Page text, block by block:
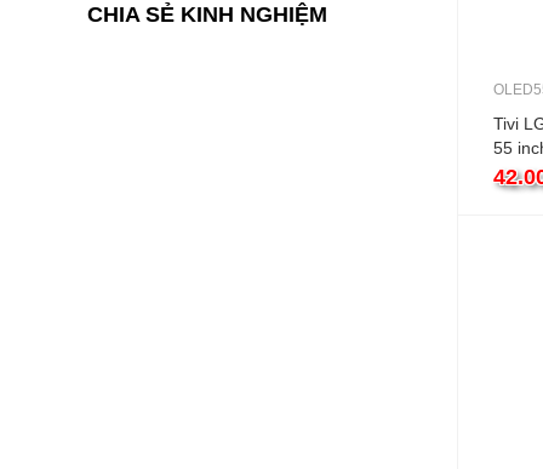
CHIA SẺ KINH NGHIỆM
Tivi
55